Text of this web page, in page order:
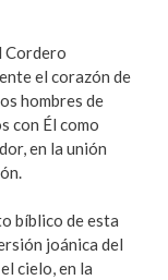
Cordero
el corazón de
hombres de
con Él como
en la unión
bíblico de esta
joánica del
cielo, en la